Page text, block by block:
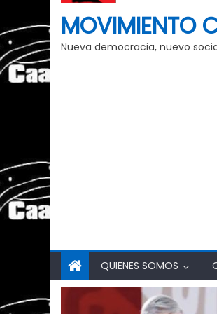
MOVIMIENTO
Nueva democracia, nuevo
QUIENES SOMOS